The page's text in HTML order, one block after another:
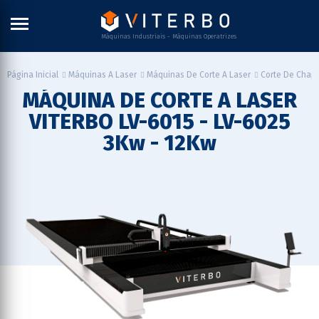
Máquinas Industriais - Máquinas Operatrizes
Página Inicial Máquinas A Laser Máquinas De Corte A Laser Corte De
MÁQUINA DE CORTE A LASER
VITERBO LV-6015 - LV-6025
3Kw - 12Kw